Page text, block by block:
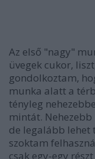
Az első "nagy"
üvegek cukor,
gondolkoztam,
munka alatt a
tényleg
mintát.
de legalább lehet
szoktam
csak egy-egy